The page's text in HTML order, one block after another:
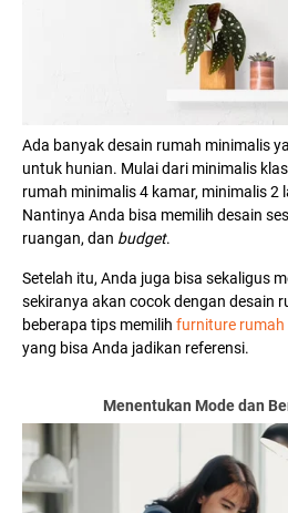
Ada banyak desain rumah minimalis
untuk hunian. Mulai dari minimalis
rumah minimalis 4 kamar, minimalis 2
Nantinya Anda bisa memilih desain
ruangan, dan budget.
Setelah itu, Anda juga bisa sekaligus
sekiranya akan cocok dengan desain
beberapa tips memilih furniture rumah
yang bisa Anda jadikan referensi.
Menentukan Mode dan